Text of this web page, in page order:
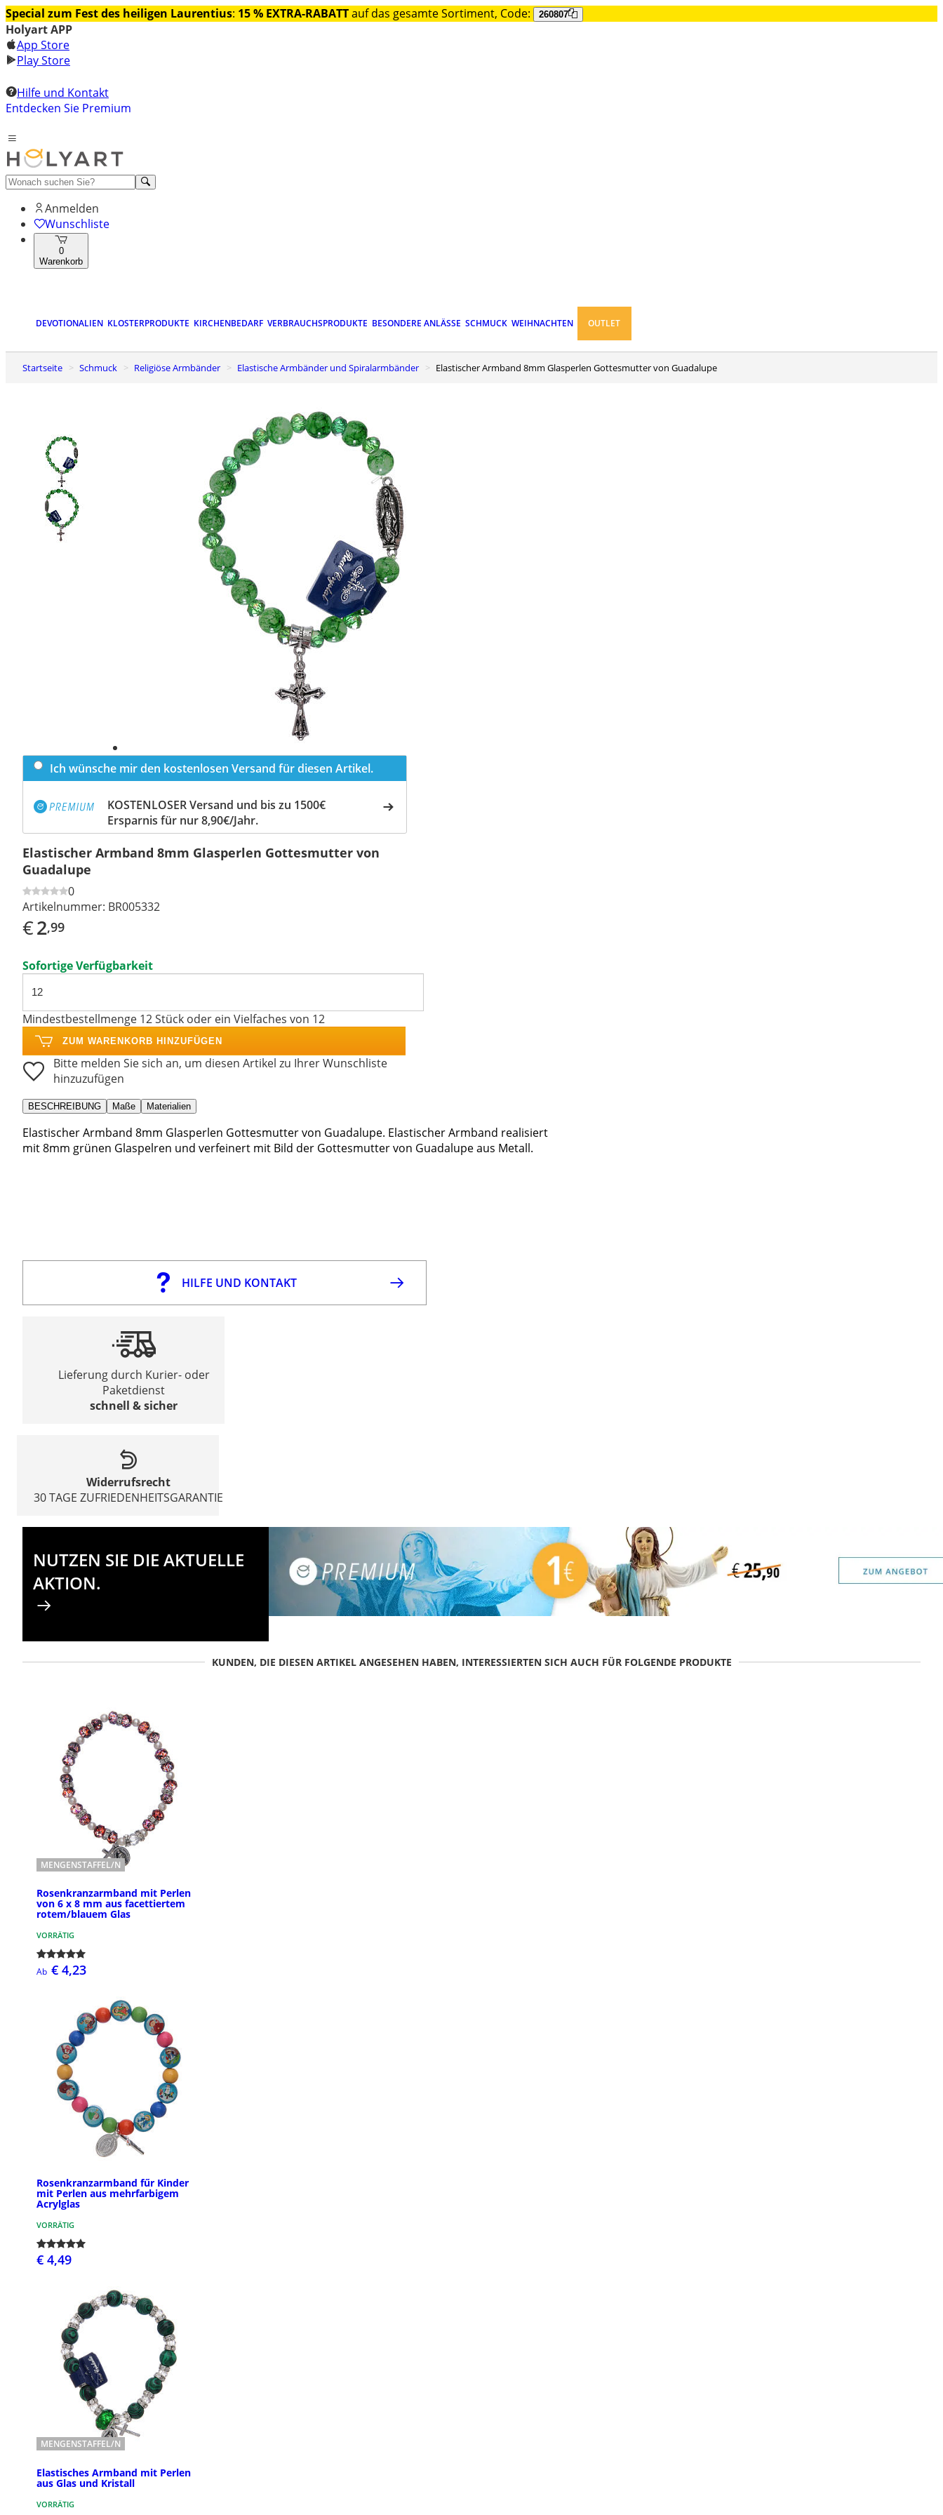
Special zum Fest des heiligen Laurentius: 15 % EXTRA-RABATTauf das gesamte Sortiment, Code: 260807
Holyart APP
App Store
Play Store
Hilfe und Kontakt
Entdecken Sie Premium
Anmelden
Wunschliste
0
Warenkorb
DEVOTIONALIEN KLOSTERPRODUKTE KIRCHENBEDARF VERBRAUCHSPRODUKTE BESONDERE ANLÄSSE SCHMUCK WEIHNACHTEN OUTLET
Startseite Schmuck Religiöse Armbänder Elastische Armbänder und Spiralarmbänder Elastischer Armband 8mm Glasperlen Gottesmutter von Guadalupe
Ich wünsche mir den kostenlosen Versand für diesen Artikel.
KOSTENLOSER Versand und bis zu 1500€
Ersparnis für nur 8,90€/Jahr.
Elastischer Armband 8mm Glasperlen Gottesmutter von
Guadalupe
0
Artikelnummer: BR005332
€2,99
Sofortige Verfügbarkeit
Mindestbestellmenge 12 Stück oder ein Vielfaches von 12
ZUM WARENKORB HINZUFÜGEN
Bitte melden Sie sich an, um diesen Artikel zu Ihrer Wunschliste
hinzuzufügen
BESCHREIBUNG Maße Materialien
Elastischer Armband 8mm Glasperlen Gottesmutter von Guadalupe. Elastischer Armband realisiert
mit 8mm grünen Glaspelren und verfeinert mit Bild der Gottesmutter von Guadalupe aus Metall.
HILFE UND KONTAKT
Lieferung durch Kurier- oder
Paketdienst
schnell & sicher
Widerrufsrecht
30 TAGE ZUFRIEDENHEITSGARANTIE
NUTZEN SIE DIE AKTUELLE
AKTION.
KUNDEN, DIE DIESEN ARTIKEL ANGESEHEN HABEN, INTERESSIERTEN SICH AUCH FÜR FOLGENDE PRODUKTE
MENGENSTAFFEL/N
Rosenkranzarmband mit Perlen
von 6 x 8 mm aus facettiertem
rotem/blauem Glas
VORRÄTIG
Ab € 4,23
Rosenkranzarmband fűr Kinder
mit Perlen aus mehrfarbigem
Acrylglas
VORRÄTIG
€ 4,49
MENGENSTAFFEL/N
Elastisches Armband mit Perlen
aus Glas und Kristall
VORRÄTIG